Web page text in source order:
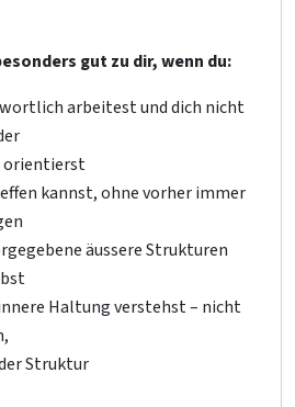
gut zu dir, wenn du:
arbeitest und dich nicht
orientierst
kannst, ohne vorher immer
äussere Strukturen
Haltung verstehst – nicht
Struktur